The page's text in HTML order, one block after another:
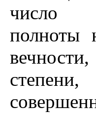
число
полноты